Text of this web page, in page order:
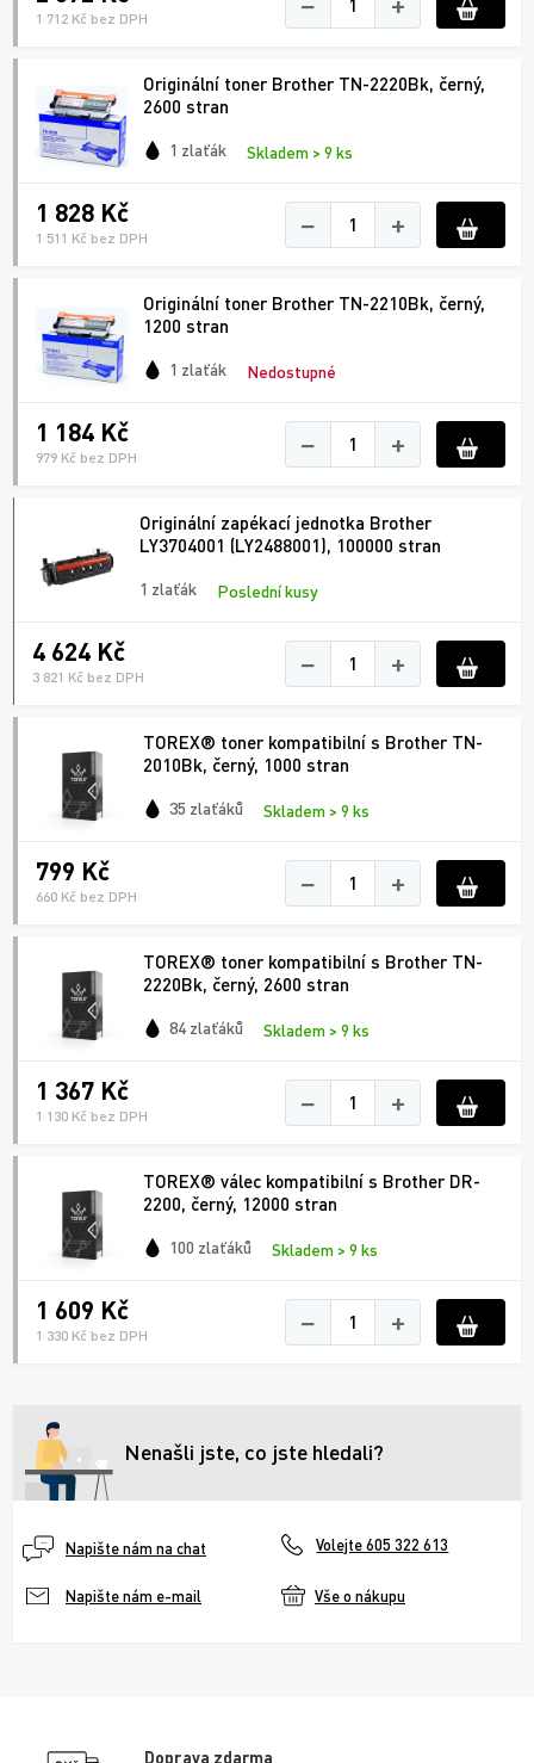
1 712 Kč bez DPH
Originální toner Brother TN-2220Bk, černý,
2600 stran
1 zlaťák Skladem > 9 ks
1 828 Kč
1 511 Kč bez DPH − +
Originální toner Brother TN-2210Bk, černý,
1200 stran
1 zlaťák Nedostupné
1 184 Kč
979 Kč bez DPH − +
Originální zapékací jednotka Brother
LY3704001 (LY2488001), 100000 stran
1 zlaťák Poslední kusy
4 624 Kč
3 821 Kč bez DPH − +
TOREX® toner kompatibilní s Brother TN-
2010Bk, černý, 1000 stran
35 zlaťáků Skladem > 9 ks
799 Kč
660 Kč bez DPH − +
TOREX® toner kompatibilní s Brother TN-
2220Bk, černý, 2600 stran
84 zlaťáků Skladem > 9 ks
1 367 Kč
1 130 Kč bez DPH − +
TOREX® válec kompatibilní s Brother DR-
2200, černý, 12000 stran
100 zlaťáků Skladem > 9 ks
1 609 Kč
1 330 Kč bez DPH − +
Nenašli jste, co jste hledali?
Napište nám na chat Volejte 605 322 613
Napište nám e-mail Vše o nákupu
Doprava zdarma